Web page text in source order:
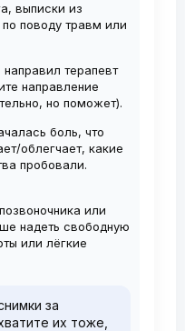
выписки из
поводу травм или
терапевт
направление
но поможет).
боль, что
облегчает, какие
пробовали.
или
надеть свободную
или лёгкие
за
их тоже,